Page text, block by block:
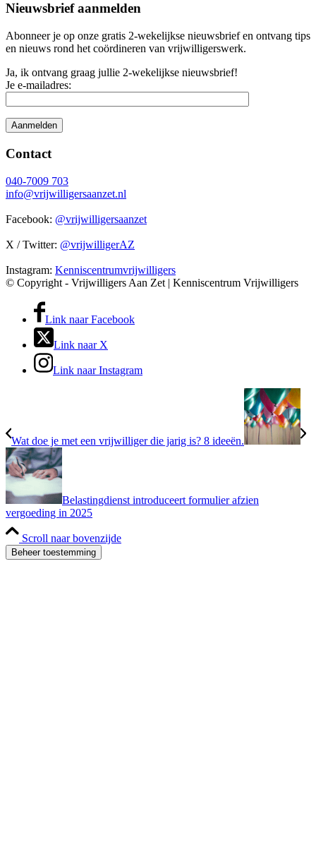
Nieuwsbrief aanmelden
Abonneer je op onze gratis 2-wekelijkse nieuwsbrief en ontvang tips
en nieuws rond het coördineren van vrijwilligerswerk.
Ja, ik ontvang graag jullie 2-wekelijkse nieuwsbrief!
Je e-mailadres:
Contact
040-7009 703
info@vrijwilligersaanzet.nl
Facebook: @vrijwilligersaanzet
X / Twitter: @vrijwilligerAZ
Instagram: Kenniscentrumvrijwilligers
© Copyright - Vrijwilligers Aan Zet | Kenniscentrum Vrijwilligers
Link naar Facebook
Link naar X
Link naar Instagram
Wat doe je met een vrijwilliger die jarig is? 8 ideeën.
Belastingdienst introduceert formulier afzien
vergoeding in 2025
Scroll naar bovenzijde
Beheer toestemming